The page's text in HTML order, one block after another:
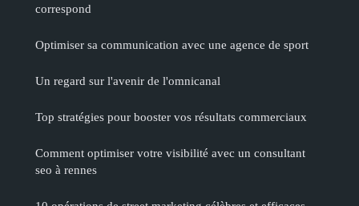
correspond
Optimiser sa communication avec une agence de sport
Un regard sur l'avenir de l'omnicanal
Top stratégies pour booster vos résultats commerciaux
Comment optimiser votre visibilité avec un consultant
seo à rennes